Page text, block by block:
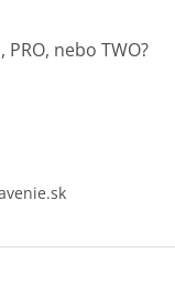
PRO, nebo TWO?